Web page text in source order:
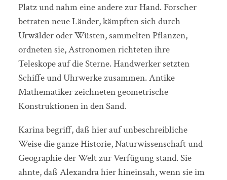
Platz und nahm eine andere zur Hand. Forscher
betraten neue Länder, kämpften sich durch
Urwälder oder Wüsten, sammelten Pflanzen,
ordneten sie, Astronomen richteten ihre
Teleskope auf die Sterne. Handwerker setzten
Schiffe und Uhrwerke zusammen. Antike
Mathematiker zeichneten geometrische
Konstruktionen in den Sand.
Karina begriff, daß hier auf unbeschreibliche
Weise die ganze Historie, Naturwissenschaft und
Geographie der Welt zur Verfügung stand. Sie
ahnte, daß Alexandra hier hineinsah, wenn sie im